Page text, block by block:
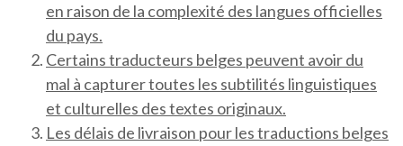
en raison de la complexité des langues officielles
du pays.
Certains traducteurs belges peuvent avoir du
mal à capturer toutes les subtilités linguistiques
et culturelles des textes originaux.
Les délais de livraison pour les traductions belges